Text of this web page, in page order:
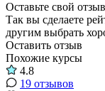
Оставьте свой отзыв
Так вы сделаете
другим выбрать
Оставить отзыв
Похожие курсы
4.8
19 отзывов